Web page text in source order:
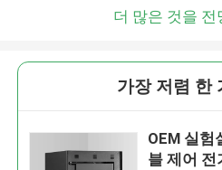
더 많은 것을 전
가장 저렴 한
OEM 실험
블 제어 전